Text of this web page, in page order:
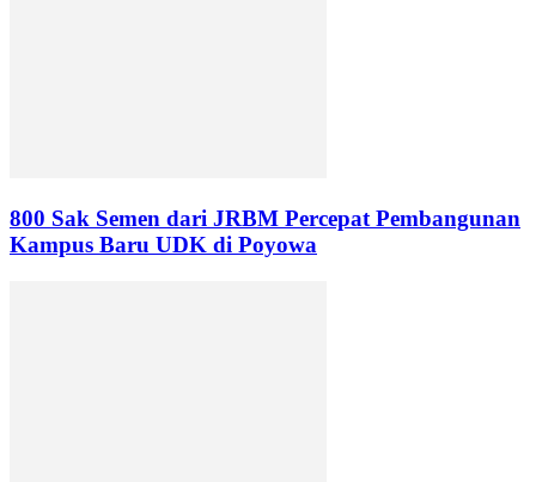
800 Sak Semen dari JRBM Percepat Pembangunan
Kampus Baru UDK di Poyowa